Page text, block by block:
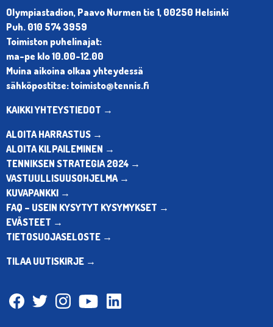
Olympiastadion, Paavo Nurmen tie 1, 00250 Helsinki
Puh. 010 574 3959
Toimiston puhelinajat:
ma-pe klo 10.00-12.00
Muina aikoina olkaa yhteydessä
sähköpostitse: toimisto@tennis.fi
KAIKKI YHTEYSTIEDOT →
ALOITA HARRASTUS →
ALOITA KILPAILEMINEN →
TENNIKSEN STRATEGIA 2024 →
VASTUULLISUUSOHJELMA →
KUVAPANKKI →
FAQ – USEIN KYSYTYT KYSYMYKSET →
EVÄSTEET →
TIETOSUOJASELOSTE →
TILAA UUTISKIRJE →